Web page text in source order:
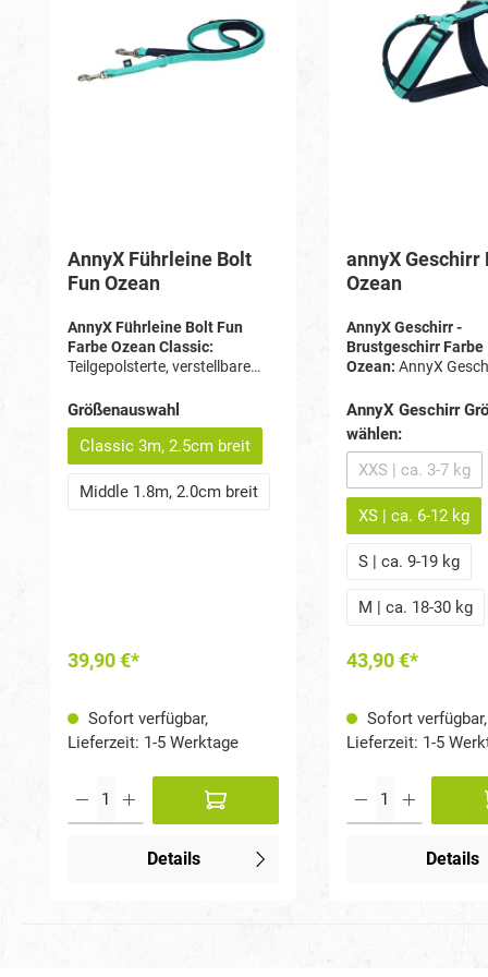
AnnyX Führleine Bolt
Fun Ozean
AnnyX Führleine Bolt Fun
Farbe Ozean Classic:
Teilgepolsterte, verstellbare
verstellbar, Karabiner ca. 8 cm.
Größenauswahl
Classic 3m, 2.5cm breit
Middle 1.8m, 2.0cm breit
39,90 €*
Sofort verfügbar,
Lieferzeit: 1-5 Werktage
Details
annyX Geschirr
Ozean
AnnyX Geschirr -
Brustgeschirr Farbe
Ozean: AnnyX
Hundegeschirr. Das
passt sich durch den
sowie durch die
Verstellmöglichkeiten
ergonomisch perfekt
Körperbau des
dadurch entsteht
Ihres Hundes schont.
zudem für einen
so dass die Achseln
AnnyX Geschirr
wählen:
XXS | ca. 3-7 kg
(Diese
XS | ca. 6-12 kg
S | ca. 9-19 kg
M | ca. 18-30 kg
43,90 €*
Sofort verfügbar,
Lieferzeit: 1-5
Details